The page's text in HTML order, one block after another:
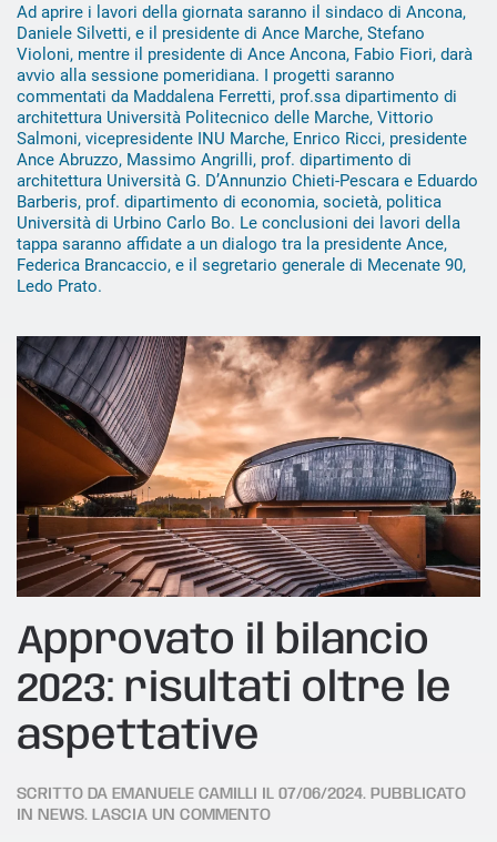
Ad aprire i lavori della giornata saranno il sindaco di Ancona,
Daniele Silvetti, e il presidente di Ance Marche, Stefano
Violoni, mentre il presidente di Ance Ancona, Fabio Fiori, darà
avvio alla sessione pomeridiana. I progetti saranno
commentati da Maddalena Ferretti, prof.ssa dipartimento di
architettura Università Politecnico delle Marche, Vittorio
Salmoni, vicepresidente INU Marche, Enrico Ricci, presidente
Ance Abruzzo, Massimo Angrilli, prof. dipartimento di
architettura Università G. D’Annunzio Chieti-Pescara e Eduardo
Barberis, prof. dipartimento di economia, società, politica
Università di Urbino Carlo Bo. Le conclusioni dei lavori della
tappa saranno affidate a un dialogo tra la presidente Ance,
Federica Brancaccio, e il segretario generale di Mecenate 90,
Ledo Prato.
Approvato il bilancio
2023: risultati oltre le
aspettative
SCRITTO DA EMANUELE CAMILLI IL 07/06/2024. PUBBLICATO
IN NEWS. LASCIA UN COMMENTO